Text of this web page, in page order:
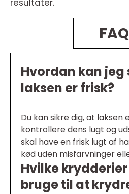
resultater.
FAQ
Hvordan kan jeg
laksen er frisk?
Du kan sikre dig, at laksen
kontrollere dens lugt og
skal have en frisk lugt af
kød uden misfarvninger
Hvilke
bruge til at